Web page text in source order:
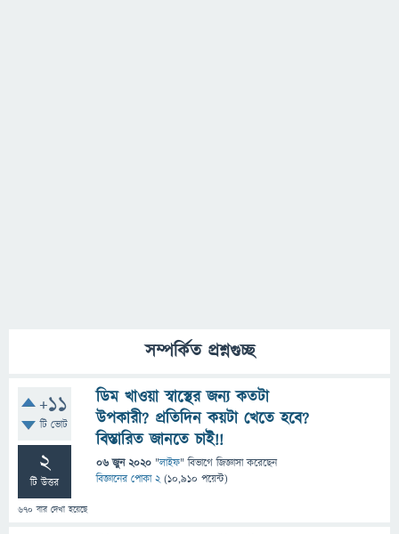
সম্পর্কিত প্রশ্নগুচ্ছ
+11
টি ভোট
2
টি উত্তর
670 বার দেখা হয়েছে
ডিম খাওয়া স্বাস্থের জন্য কতটা
উপকারী? প্রতিদিন কয়টা খেতে হবে?
বিস্তারিত জানতে চাই!!
06 জুন 2020 "লাইফ" বিভাগে জিজ্ঞাসাকরেছেন
বিজ্ঞানের পোকা 2 (10,910 পয়েন্ট)